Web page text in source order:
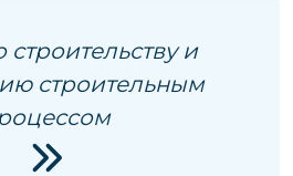
строительству и
строительным